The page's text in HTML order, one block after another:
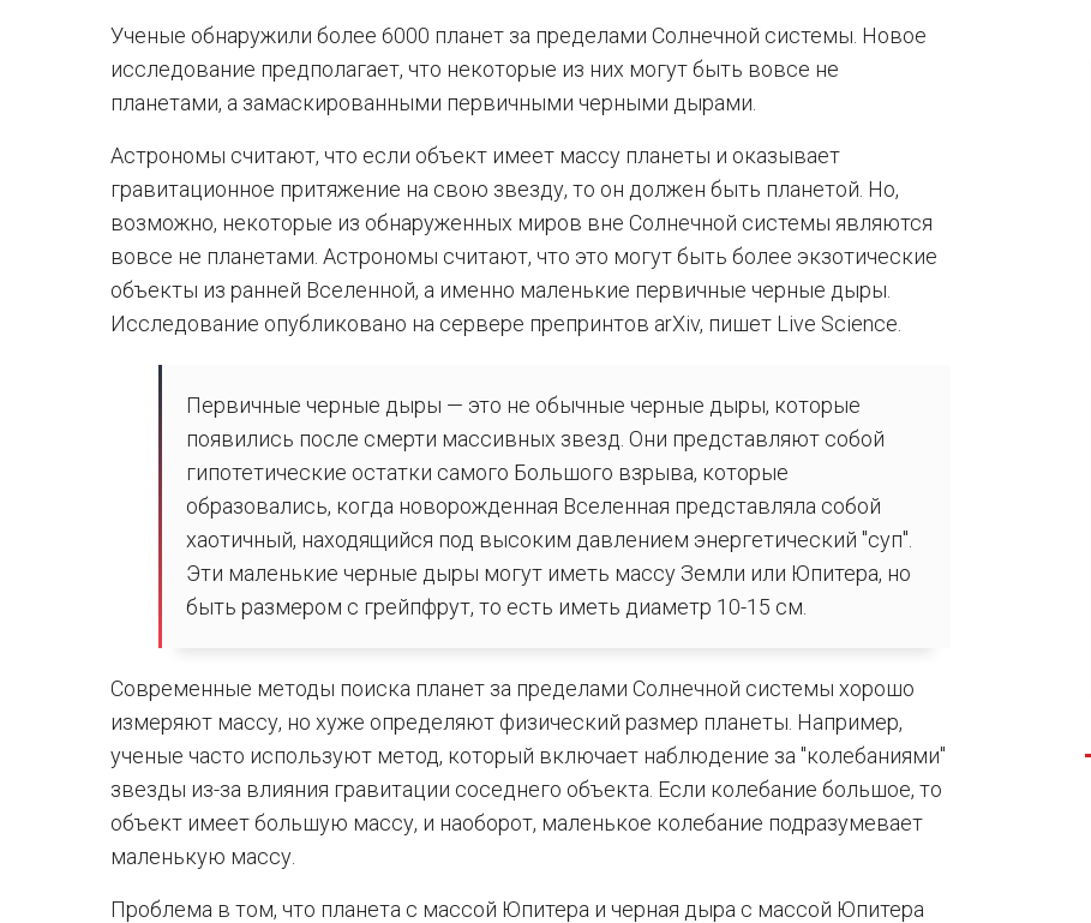
Ученые обнаружили более 6000 планет за пределами Солнечной системы. Новое
исследование предполагает, что некоторые из них могут быть вовсе не
планетами, а замаскированными первичными черными дырами.
Астрономы считают, что если объект имеет массу планеты и оказывает
гравитационное притяжение на свою звезду, то он должен быть планетой. Но,
возможно, некоторые из обнаруженных миров вне Солнечной системы являются
вовсе не планетами. Астрономы считают, что это могут быть более экзотические
объекты из ранней Вселенной, а именно маленькие первичные черные дыры.
Исследование опубликовано на сервере препринтов arXiv, пишет Live Science.
Первичные черные дыры — это не обычные черные дыры, которые
появились после смерти массивных звезд. Они представляют собой
гипотетические остатки самого Большого взрыва, которые
образовались, когда новорожденная Вселенная представляла собой
хаотичный, находящийся под высоким давлением энергетический "суп".
Эти маленькие черные дыры могут иметь массу Земли или Юпитера, но
быть размером с грейпфрут, то есть иметь диаметр 10-15 см.
Современные методы поиска планет за пределами Солнечной системы хорошо
измеряют массу, но хуже определяют физический размер планеты. Например,
ученые часто используют метод, который включает наблюдение за "колебаниями"
звезды из-за влияния гравитации соседнего объекта. Если колебание большое, то
объект имеет большую массу, и наоборот, маленькое колебание подразумевает
маленькую массу.
Проблема в том, что планета с массой Юпитера и черная дыра с массой Юпитера